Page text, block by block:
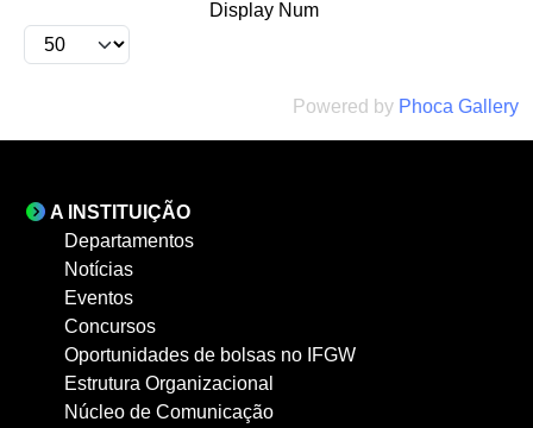
Display Num
Powered by Phoca Gallery
A INSTITUIÇÃO
Departamentos
Notícias
Eventos
Concursos
Oportunidades de bolsas no IFGW
Estrutura Organizacional
Núcleo de Comunicação